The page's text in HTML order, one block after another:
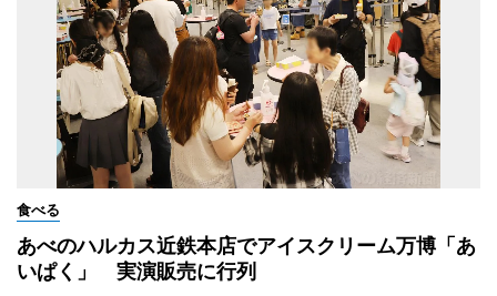
食べる
あべのハルカス近鉄本店でアイスクリーム万博「あ
いぱく」 実演販売に行列